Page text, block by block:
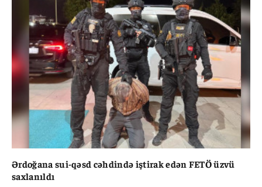
Ərdoğana sui-qəsd cəhdində iştirak edən FETÖ üzvü
saxlanıldı